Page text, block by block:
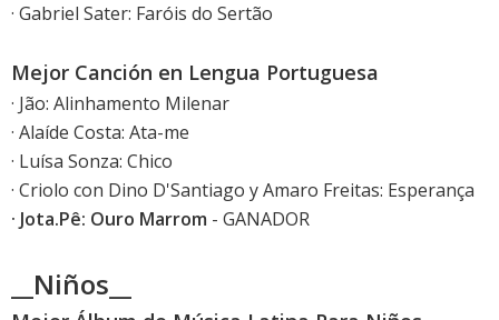
· Gabriel Sater: Faróis do Sertão
Mejor Canción en Lengua Portuguesa
· Jão: Alinhamento Milenar
· Alaíde Costa: Ata-me
· Luísa Sonza: Chico
· Criolo con Dino D'Santiago y Amaro Freitas: Esperança
· Jota.Pê: Ouro Marrom - GANADOR
__Niños__